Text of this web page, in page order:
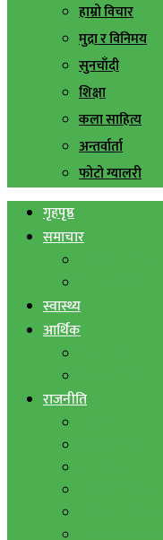
हाम्रो विचार
मुद्रा र विनिमय
सुनचाँदी
शिक्षा
कला साहित्य
अन्तर्वार्ता
फोटो ग्यालरी
गृहपृष्ठ
समाचार
स्वास्थ्य
आर्थिक
राजनीति